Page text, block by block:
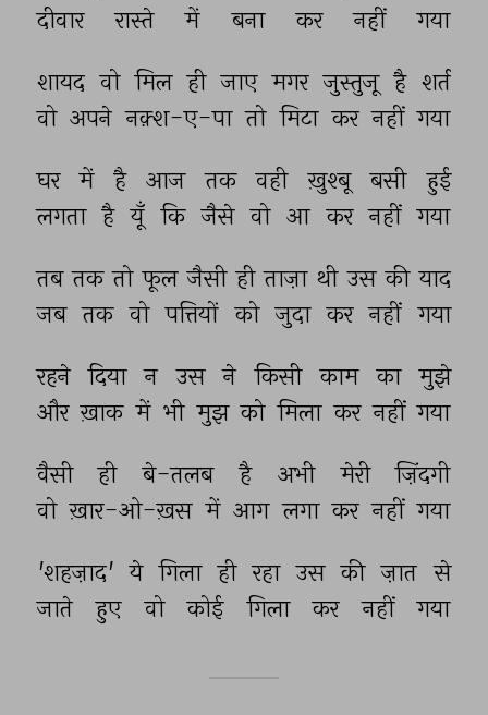
दीवार
रास्ते में बना कर नहीं गया
शायद वो मिल ही जाए मगर जुस्तुजू है शर्त
वो अपने नक़्श-ए-पा तो मिटा कर नहीं गया
घर में है आज तक वही ख़ुश्बू बसी
हुई
लगता है यूँ कि जैसे वो आ कर नहीं गया
तब तक तो फूल जैसी ही ताज़ा थी उस की याद
जब तक वो पत्तियों को जुदा कर नहीं गया
रहने दिया न उस ने किसी काम का मुझे
और ख़ाक में भी मुझ को मिला कर नहीं गया
वैसी ही बे-तलब है अभी मेरी
ज़िंदगी
वो ख़ार-ओ-ख़स में आग लगा कर नहीं गया
'शहज़ाद' ये गिला ही रहा उस की ज़ात से
जाते
हुए वो कोई गिला कर नहीं गया